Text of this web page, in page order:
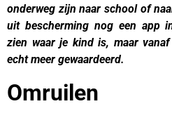
onderweg zijn naar school of
uit bescherming nog een app
zien waar je kind is, maar
echt meer gewaardeerd.
Omruilen